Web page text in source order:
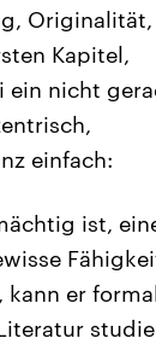
Originalität,
Kapitel,
ein nicht
einfach:
ist,
er